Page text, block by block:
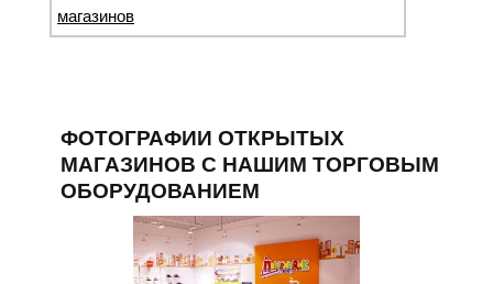
магазинов
ФОТОГРАФИИ ОТКРЫТЫХ
МАГАЗИНОВ С НАШИМ ТОРГОВЫМ
ОБОРУДОВАНИЕМ